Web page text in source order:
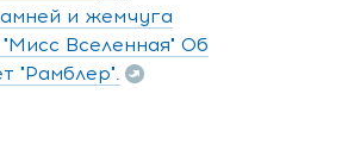
и жемчуга
Вселенная" Об
"Рамблер".